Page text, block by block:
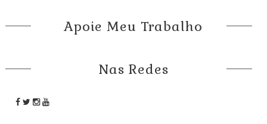
Apoie Meu Trabalho
Nas Redes